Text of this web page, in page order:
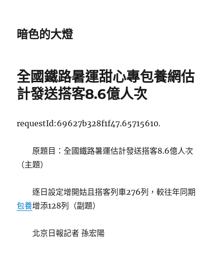
暗色的大燈
全國鐵路暑運甜心專包養網估
計發送搭客8.6億人次
requestId:69627b328f1f47.65715610.
原題目：全國鐵路暑運估計發送搭客8.6億人次
（主題）
逐日設定增開姑且搭客列車276列，較往年同期
包養增添128列（副題）
北京日報記者 孫宏陽